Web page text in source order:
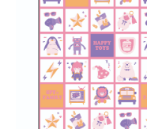
じゅじゅフェス 2026
薬屋のひとりごと
名探偵コナン
アニメ『僕のヒー